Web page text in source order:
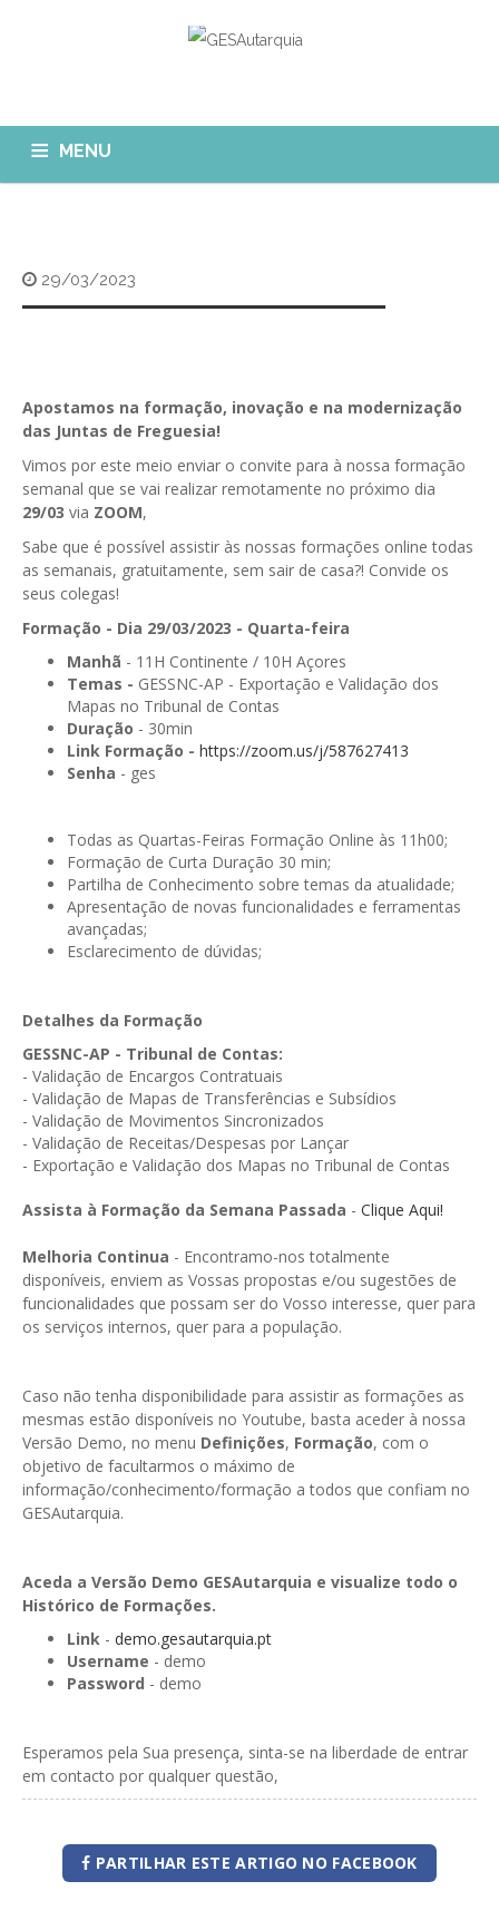
MENU
O que fazemos?
GESCanídeo
GESContPública
GESDocumental
GESElevador
GESFeira
GESInventário
GESLicenciamento
GESSNC-AP
GESSNC-AP Reg. Completo
GESPopulação
GESProcesso
GESRecrutamento
GESSIADAP III
GESVencimento
GESViaturasAbandonadas
Configurar Email
Eliminar Conta
Isenção de IVA
Submeter SAFT
29/03/2023
Apostamos na formação, inovação e na modernização
das Juntas de Freguesia!
Vimos por este meio enviar o convite para à nossa formação
semanal que se vai realizar remotamente no próximo dia
29/03 via ZOOM,
Sabe que é possível assistir às nossas formações online todas
as semanais, gratuitamente, sem sair de casa?! Convide os
seus colegas!
Formação - Dia 29/03/2023 - Quarta-feira
Manhã - 11H Continente / 10H Açores
Temas - GESSNC-AP - Exportação e Validação dos
Mapas no Tribunal de Contas
Duração - 30min
Link Formação - https://zoom.us/j/587627413
Senha - ges
Todas as Quartas-Feiras Formação Online às 11h00;
Formação de Curta Duração 30 min;
Partilha de Conhecimento sobre temas da atualidade;
Apresentação de novas funcionalidades e ferramentas
avançadas;
Esclarecimento de dúvidas;
Detalhes da Formação
GESSNC-AP - Tribunal de Contas:
- Validação de Encargos Contratuais
- Validação de Mapas de Transferências e Subsídios
- Validação de Movimentos Sincronizados
- Validação de Receitas/Despesas por Lançar
- Exportação e Validação dos Mapas no Tribunal de Contas
Assista à Formação da Semana Passada - Clique Aqui!
Melhoria Continua - Encontramo-nos totalmente
disponíveis, enviem as Vossas propostas e/ou sugestões de
funcionalidades que possam ser do Vosso interesse, quer para
os serviços internos, quer para a população.
Caso não tenha disponibilidade para assistir as formações as
mesmas estão disponíveis no Youtube, basta aceder à nossa
Versão Demo, no menu Definições, Formação, com o
objetivo de facultarmos o máximo de
informação/conhecimento/formação a todos que confiam no
GESAutarquia.
Aceda a Versão Demo GESAutarquia e visualize todo o
Histórico de Formações.
Link - demo.gesautarquia.pt
Username - demo
Password - demo
Esperamos pela Sua presença, sinta-se na liberdade de entrar
em contacto por qualquer questão,
PARTILHAR ESTE ARTIGO NO FACEBOOK